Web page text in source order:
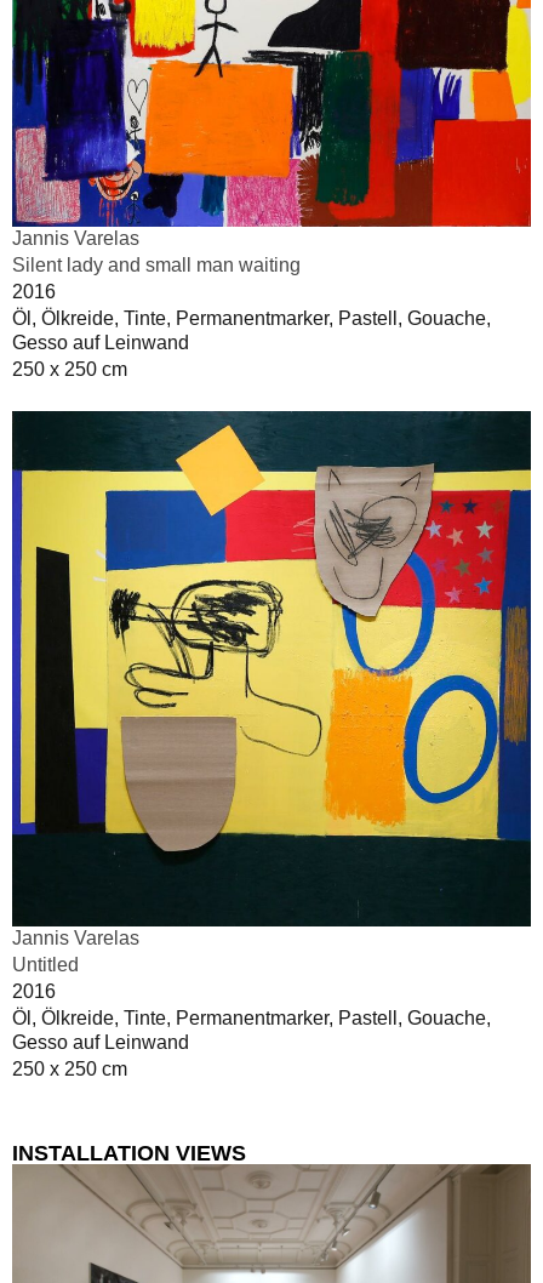
Jannis Varelas
Silent lady and small man waiting
2016
Öl, Ölkreide, Tinte, Permanentmarker, Pastell, Gouache,
Gesso auf Leinwand
250 x 250 cm
Jannis Varelas
Untitled
2016
Öl, Ölkreide, Tinte, Permanentmarker, Pastell, Gouache,
Gesso auf Leinwand
250 x 250 cm
INSTALLATION VIEWS